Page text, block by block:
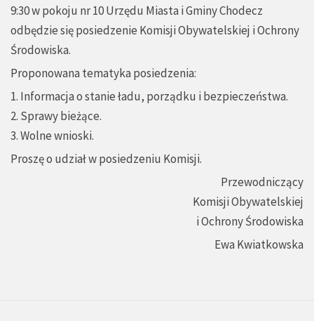
9:30 w pokoju nr 10 Urzędu Miasta i Gminy Chodecz
odbędzie się posiedzenie Komisji Obywatelskiej i Ochrony
Środowiska.
Proponowana tematyka posiedzenia:
1. Informacja o stanie ładu, porządku i bezpieczeństwa.
2. Sprawy bieżące.
3. Wolne wnioski.
Proszę o udział w posiedzeniu Komisji.
Przewodniczący
Komisji Obywatelskiej
i Ochrony Środowiska
Ewa Kwiatkowska